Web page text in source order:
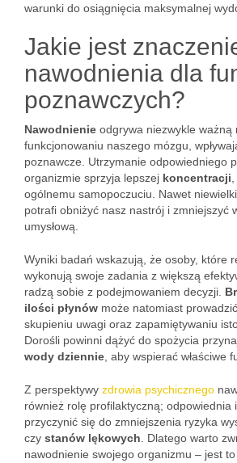
warunki do osiągnięcia maksymalnej
Jakie jest
nawodnienia dla
poznawczych?
Nawodnienie odgrywa niezwykle ważną
funkcjonowaniu naszego mózgu,
poznawcze. Utrzymanie odpowiedniego
organizmie sprzyja lepszej koncentracji
ogólnemu samopoczuciu. Nawet
potrafi obniżyć nasz nastrój i zmniejszyć
umysłową.
Wyniki badań wskazują, że osoby, które
wykonują swoje zadania z większą
radzą sobie z podejmowaniem decyzji.
ilości płynów może natomiast
skupieniu uwagi oraz zapamiętywaniu
Dorośli powinni dążyć do spożycia
wody dziennie , aby wspierać właściwe
Z perspektywy zdrowia psychicznego
również rolę profilaktyczną; odpowiednia
przyczynić się do zmniejszenia ryzyka
czy stanów lękowych . Dlatego warto
nawodnienie swojego organizmu – jest